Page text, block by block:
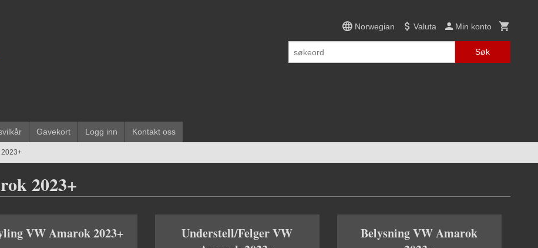
Norwegian Valuta Min konto
Søk
Gavekort Logg inn Kontakt oss
2023+
VW Amarok 2023+
Understell/Felger VW
Belysning VW Amarok